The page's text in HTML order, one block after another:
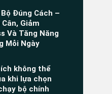
Bộ Đúng Cách –
Cân, Giảm
Và Tăng Năng
Mỗi Ngày
không thể
khi lựa chọn
bộ chính